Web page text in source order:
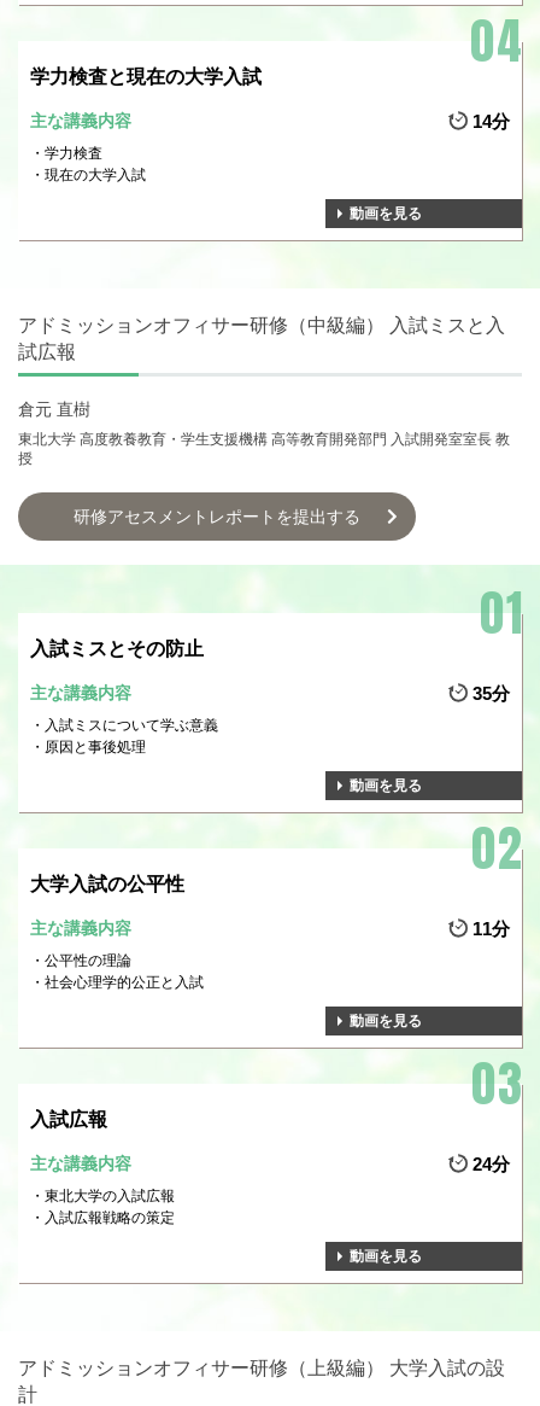
学力検査と現在の大学入試
主な講義内容 14分
学力検査
現在の大学入試
動画を見る
アドミッションオフィサー研修（中級編） 入試ミスと入
試広報
倉元 直樹
東北大学 高度教養教育・学生支援機構 高等教育開発部門 入試開発室室長 教
授
研修アセスメントレポートを提出する
入試ミスとその防止
主な講義内容 35分
入試ミスについて学ぶ意義
原因と事後処理
動画を見る
大学入試の公平性
主な講義内容 11分
公平性の理論
社会心理学的公正と入試
動画を見る
入試広報
主な講義内容 24分
東北大学の入試広報
入試広報戦略の策定
動画を見る
アドミッションオフィサー研修（上級編） 大学入試の設
計